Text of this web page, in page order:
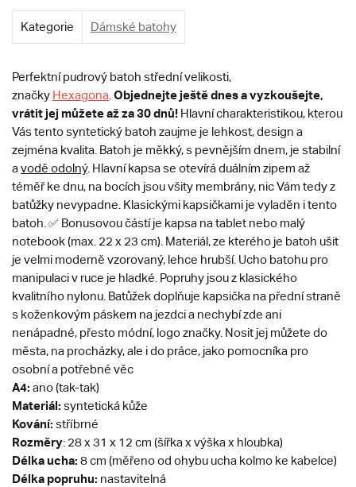
Kategorie Dámské batohy
Perfektní pudrový batoh střední velikosti,
značky Hexagona Objednejte ještě dnes a vyzkoušejte,
vrátit jej můžete až za 30 dnů! Hlavní charakteristikou, kterou
Vás tento syntetický batoh zaujme je lehkost, design a
zejména kvalita. Batoh je měkký, s pevnějším dnem, je stabilní
a vodě odolný. Hlavní kapsa se otevírá duálním zipem až
téměř ke dnu, na bocích jsou všity membrány, nic Vám tedy z
batůžky nevypadne. Klasickými kapsičkami je vyladěn i tento
batoh. ✅ Bonusovou částí je kapsa na tablet nebo malý
notebook (max. 22 x 23 cm). Materiál, ze kterého je batoh ušit
je velmi moderně vzorovaný, lehce hrubší. Ucho batohu pro
manipulaci v ruce je hladké. Popruhy jsou z klasického
kvalitního nylonu. Batůžek doplňuje kapsička na přední straně
s koženkovým páskem na jezdci a nechybí zde ani
nenápadné, přesto módní, logo značky. Nosit jej můžete do
města, na procházky, ale i do práce, jako pomocníka pro
osobní a potřebné věc
A4: ano (tak-tak)
Materiál: syntetická kůže
Kování: stříbrné
Rozměry: 28 x 31 x 12 cm (šířka x výška x hloubka)
Délka ucha: 8 cm (měřeno od ohybu ucha kolmo ke kabelce)
Délka popruhu: nastavitelná